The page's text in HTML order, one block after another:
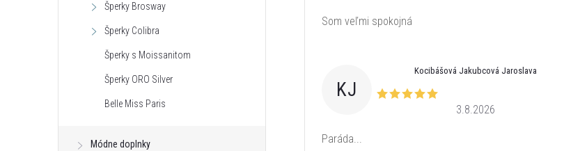
Šperky Brosway
Šperky Colibra
Šperky s Moissanitom
Šperky ORO Silver
Belle Miss Paris
Módne doplnky
Som veľmi spokojná
KJ
Kocibášová Jakubcová Jaroslava
3.8.2026
Paráda...